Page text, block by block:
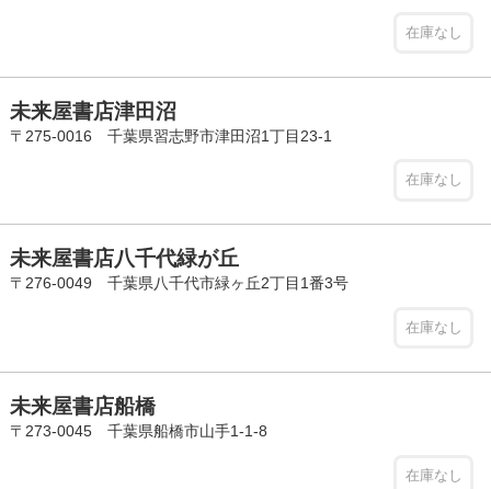
在庫なし
未来屋書店津田沼
〒275-0016 千葉県習志野市津田沼1丁目23-1
在庫なし
未来屋書店八千代緑が丘
〒276-0049 千葉県八千代市緑ヶ丘2丁目1番3号
在庫なし
未来屋書店船橋
〒273-0045 千葉県船橋市山手1-1-8
在庫なし